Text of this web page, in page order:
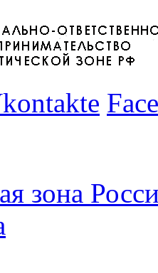
зона